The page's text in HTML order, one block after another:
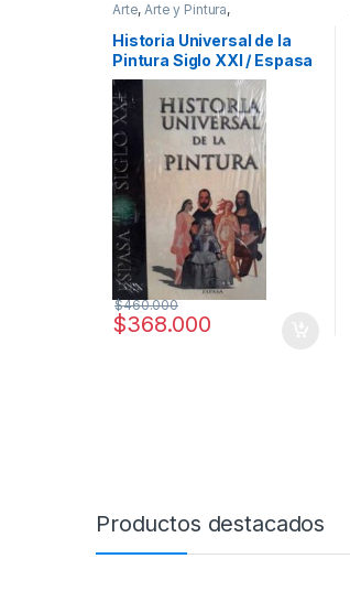
Arte,Arte y Pintura,
Profesionales y tecnicos
Historia Universal de la
Pintura Siglo XXI / Espasa
$368.000
$460.000
Productos destacados